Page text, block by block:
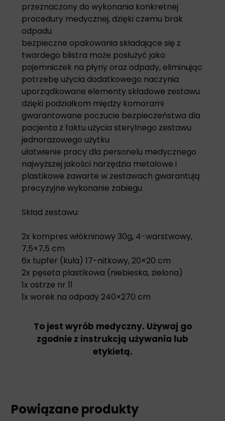
przeznaczony do wykonania konkretnej
procedury medycznej, dzięki czemu brak
odpadu
bezpieczne opakowania składające się z
twardego blistra może posłużyć jako
pojemniczek na płyny oraz odpady, eliminując
potrzebę użycia dodatkowego naczynia
uporządkowane elementy składowe zestawu
dzięki podziałkom między komorami
gwarantowane poczucie bezpieczeństwa dla
pacjenta z faktu użycia sterylnego zestawu
jednorazowego użytku
ułatwienie pracy dla personelu medycznego
najwyższej jakości narzędzia metalowe i
plastikowe zawarte w zestawach gwarantują
precyzyjne wykonanie zabiegu
Skład zestawu:
2x kompres włókninowy 30g, 4-warstwowy,
7,5×7,5 cm
6x tupfer (kula) 17-nitkowy, 20×20 cm
2x pęseta plastikowa (niebieska, zielona)
1x ostrze nr 11
1x worek na odpady 240×270 cm
To jest wyrób medyczny. Używaj go
zgodnie z instrukcją używania lub
etykietą.
Powiązane produkty